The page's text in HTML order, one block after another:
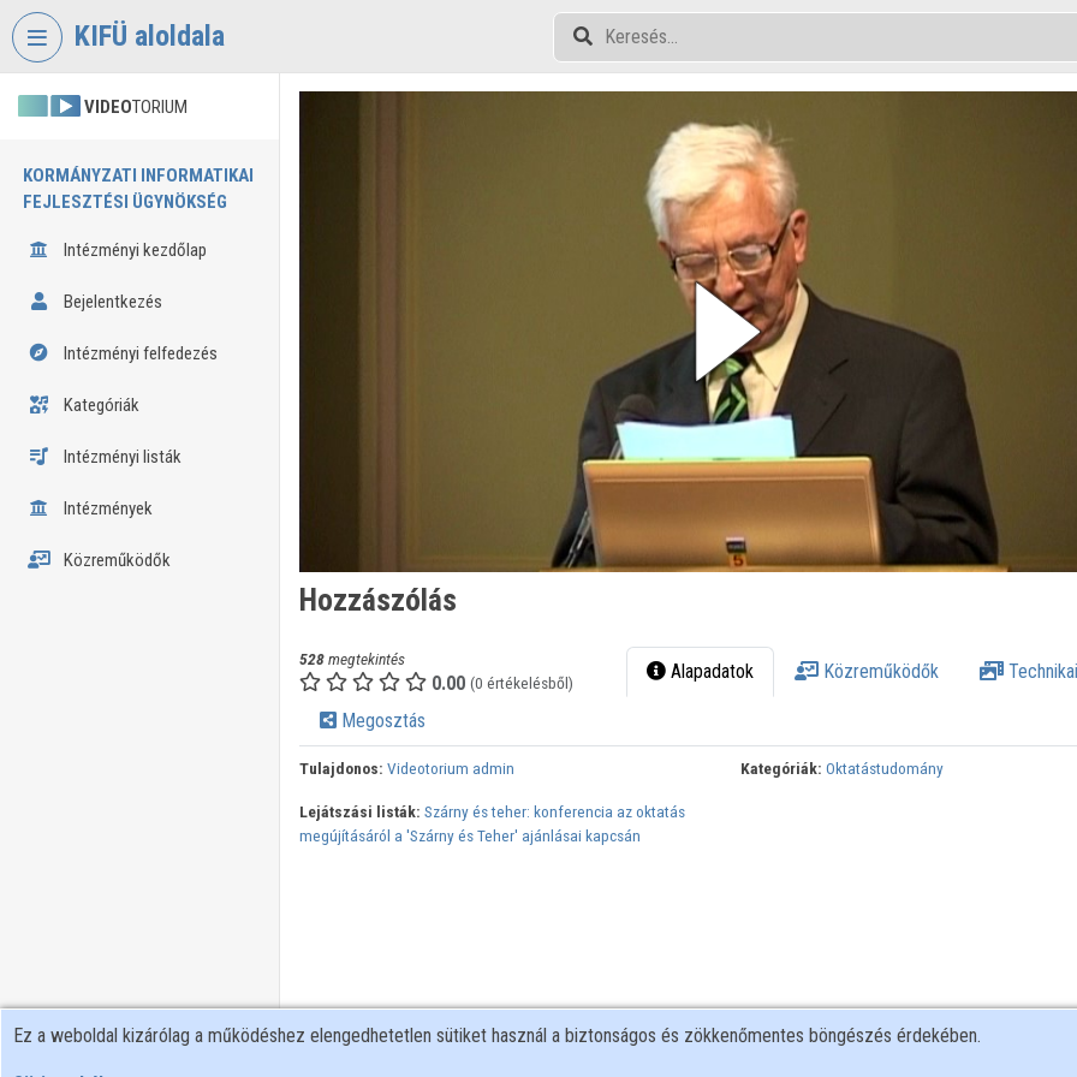
Fejléc kihagyása
KIFÜ aloldala
VIDEOTORIUM
KORMÁNYZATI INFORMATIKAI
FEJLESZTÉSI ÜGYNÖKSÉG
Intézményi kezdőlap
Bejelentkezés
Intézményi felfedezés
Kategóriák
Intézményi listák
Intézmények
Közreműködők
Hozzászólás
528megtekintés
0.00 (0 értékelésből) Alapadatok Közreműködők
Megosztás
Tulajdonos: Videotorium admin Kategóriák: Oktatástudomány
Lejátszási listák: Szárny és teher: konferencia az oktatás
megújításáról a 'Szárny és Teher' ajánlásai kapcsán
Ez a weboldal kizárólag a működéshez elengedhetetlen sütiket használ a biztonságos és zökkenőmentes böngészés érdekében.